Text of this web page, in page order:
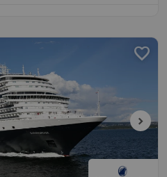
favorite
chevron_right